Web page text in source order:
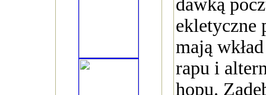
dawką
ekletyczne
mają
rapu i
hopu.